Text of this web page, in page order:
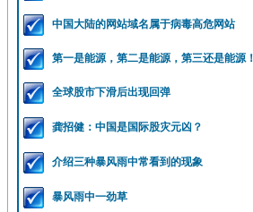
中国大陆的网站域名属于病毒高危网站
第一是能源，第二是能源，第三还是能源！
全球股市下滑后出现回弹
龚招健：中国是国际股灾元凶？
介绍三种暴风雨中常看到的现象
暴风雨中一劲草